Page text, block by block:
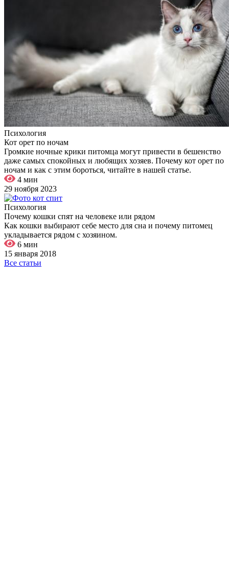
Психология
Кот орет по ночам
Громкие ночные крики питомца могут привести в бешенство
даже самых спокойных и любящих хозяев. Почему кот орет по
ночам и как с этим бороться, читайте в нашей статье.
4 мин
29 ноября 2023
Психология
Почему кошки спят на человеке или рядом
Как кошки выбирают себе место для сна и почему питомец
укладывается рядом с хозяином.
6 мин
15 января 2018
Все статьи